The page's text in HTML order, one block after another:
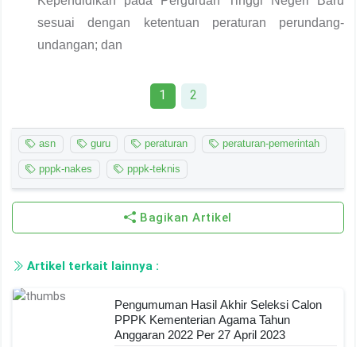
sesuai dengan ketentuan peraturan perundang-
undangan; dan
1 2
asn guru peraturan peraturan-pemerintah
pppk-nakes pppk-teknis
Bagikan Artikel
Artikel terkait lainnya :
Pengumuman Hasil Akhir Seleksi Calon
PPPK Kementerian Agama Tahun
Anggaran 2022 Per 27 April 2023